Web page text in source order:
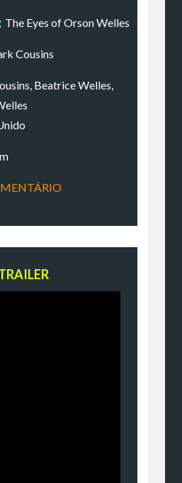
The Eyes of Orson Welles
Cousins
Beatrice Welles,